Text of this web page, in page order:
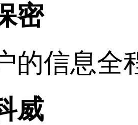
密
的信息全
威